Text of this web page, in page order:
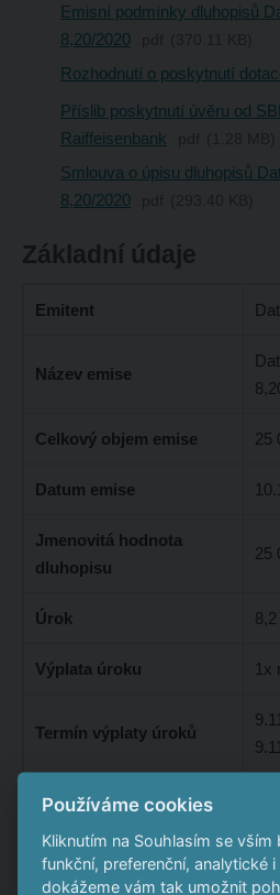
Emisní podmínky dluhopisů
8,20/2020
Rozhodnutí o poskytnutí
Příslib poskytnutí úvěru od
Raiffeisenbank
Smlouva o úpisu dluhopisů
8,20/2020
Základní údaje
Emitent
Název emise
Celkový objem emise 25
Datum emise
Jmenovitá hodnota
dluhopisu
25
Úrok
Výplata úroku 1x
Termín výplaty úroků
Emisní kurz
Aktuální cena 1
dluhopisu
25
Používáme cookies
Kliknutím na Souhlasím se
funkční, preferenční, analytické
dokážeme vám tak umožnit